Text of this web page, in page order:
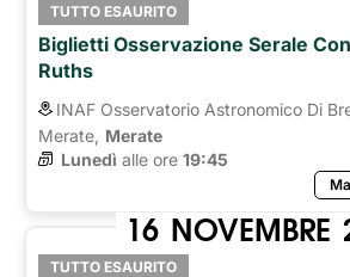
TUTTO ESAURITO
Biglietti Osservazione Serale
Ruths
INAF Osservatorio Astronomico Di
Merate, Merate
Lunedì alle ore 19:45
16 NOVEMBRE
TUTTO ESAURITO